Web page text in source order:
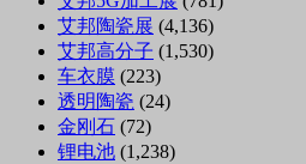
艾邦陶瓷展 (4,136)
艾邦高分子 (1,530)
车衣膜 (223)
透明陶瓷 (24)
金刚石 (72)
锂电池 (1,238)